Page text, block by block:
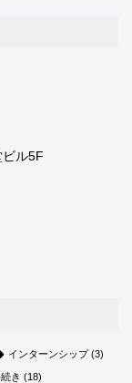
ル5F
インターンシップ(3)
き (18)